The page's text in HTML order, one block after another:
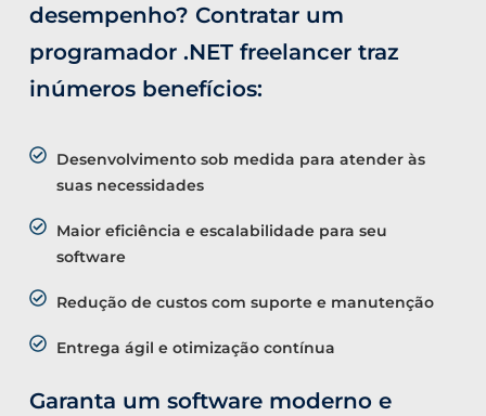
desempenho? Contratar um
programador .NET freelancer traz
inúmeros benefícios:
Desenvolvimento sob medida para atender às
suas necessidades
Maior eficiência e escalabilidade para seu
software
Redução de custos com suporte e manutenção
Entrega ágil e otimização contínua
Garanta um software moderno e